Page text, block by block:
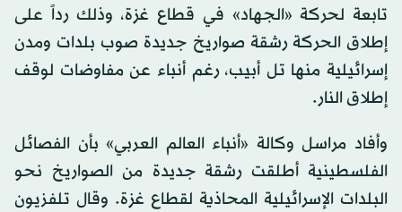
تابعة لحركة «الجهاد» في قطاع غزة، وذلك رداً على
إطلاق الحركة رشقة صواريخ جديدة صوب بلدات ومدن
إسرائيلية منها تل أبيب، رغم أنباء عن مفاوضات لوقف
إطلاق النار.
وأفاد مراسل وكالة «أنباء العالم العربي» بأن الفصائل
الفلسطينية أطلقت رشقة جديدة من الصواريخ نحو
البلدات الإسرائيلية المحاذية لقطاع غزة. وقال تلفزيون